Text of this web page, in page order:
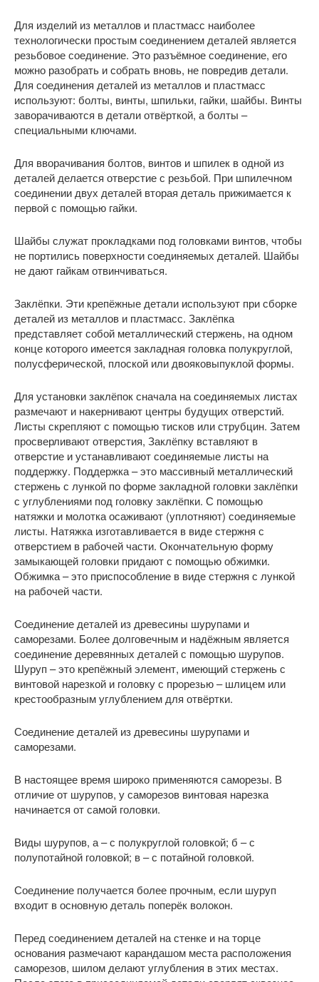
Для изделий из металлов и пластмасс наиболее
технологически простым соединением деталей является
резьбовое соединение. Это разъёмное соединение, его
можно разобрать и собрать вновь, не повредив детали.
Для соединения деталей из металлов и пластмасс
используют: болты, винты, шпильки, гайки, шайбы. Винты
заворачиваются в детали отвёрткой, а болты –
специальными ключами.
Для вворачивания болтов, винтов и шпилек в одной из
деталей делается отверстие с резьбой. При шпилечном
соединении двух деталей вторая деталь прижимается к
первой с помощью гайки.
Шайбы служат прокладками под головками винтов, чтобы
не портились поверхности соединяемых деталей. Шайбы
не дают гайкам отвинчиваться.
Заклёпки. Эти крепёжные детали используют при сборке
деталей из металлов и пластмасс. Заклёпка
представляет собой металлический стержень, на одном
конце которого имеется закладная головка полукруглой,
полусферической, плоской или двояковыпуклой формы.
Для установки заклёпок сначала на соединяемых листах
размечают и накернивают центры будущих отверстий.
Листы скрепляют с помощью тисков или струбцин. Затем
просверливают отверстия, Заклёпку вставляют в
отверстие и устанавливают соединяемые листы на
поддержку. Поддержка – это массивный металлический
стержень с лункой по форме закладной головки заклёпки
с углублениями под головку заклёпки. С помощью
натяжки и молотка осаживают (уплотняют) соединяемые
листы. Натяжка изготавливается в виде стержня с
отверстием в рабочей части. Окончательную форму
замыкающей головки придают с помощью обжимки.
Обжимка – это приспособление в виде стержня с лункой
на рабочей части.
Соединение деталей из древесины шурупами и
саморезами. Более долговечным и надёжным является
соединение деревянных деталей с помощью шурупов.
Шуруп – это крепёжный элемент, имеющий стержень с
винтовой нарезкой и головку с прорезью – шлицем или
крестообразным углублением для отвёртки.
Соединение деталей из древесины шурупами и
саморезами.
В настоящее время широко применяются саморезы. В
отличие от шурупов, у саморезов винтовая нарезка
начинается от самой головки.
Виды шурупов, а – с полукруглой головкой; б – с
полупотайной головкой; в – с потайной головкой.
Соединение получается более прочным, если шуруп
входит в основную деталь поперёк волокон.
Перед соединением деталей на стенке и на торце
основания размечают карандашом места расположения
саморезов, шилом делают углубления в этих местах.